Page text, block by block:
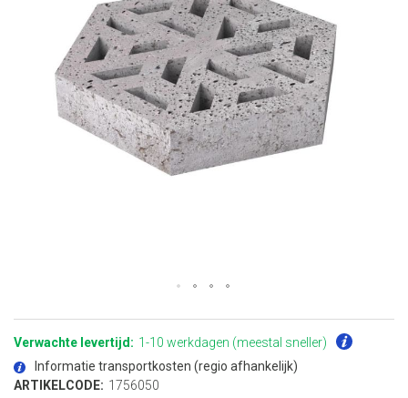
naar
begin
de
afbeeldingen-
Verwachte levertijd: 1-10 werkdagen (meestal sneller)
Informatie transportkosten (regio afhankelijk)
ARTIKELCODE: 1756050